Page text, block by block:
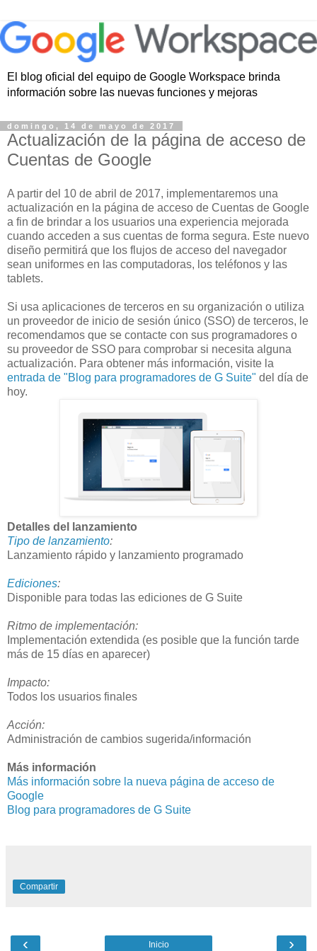
El blog oficial del equipo de Google Workspace brinda
información sobre las nuevas funciones y mejoras
domingo, 14 de mayo de 2017
Actualización de la página de acceso de
Cuentas de Google
A partir del 10 de abril de 2017, implementaremos una
actualización en la página de acceso de Cuentas de Google
a fin de brindar a los usuarios una experiencia mejorada
cuando acceden a sus cuentas de forma segura. Este nuevo
diseño permitirá que los flujos de acceso del navegador
sean uniformes en las computadoras, los teléfonos y las
tablets.
Si usa aplicaciones de terceros en su organización o utiliza
un proveedor de inicio de sesión único (SSO) de terceros, le
recomendamos que se contacte con sus programadores o
su proveedor de SSO para comprobar si necesita alguna
actualización. Para obtener más información, visite la
entrada de "Blog para programadores de G Suite" del día de
hoy.
Detalles del lanzamiento
Tipo de lanzamiento:
Lanzamiento rápido y lanzamiento programado
Ediciones:
Disponible para todas las ediciones de G Suite
Ritmo de implementación:
Implementación extendida (es posible que la función tarde
más de 15 días en aparecer)
Impacto:
Todos los usuarios finales
Acción:
Administración de cambios sugerida/información
Más información
Más información sobre la nueva página de acceso de
Google
Blog para programadores de G Suite
Compartir
‹ ›
Inicio